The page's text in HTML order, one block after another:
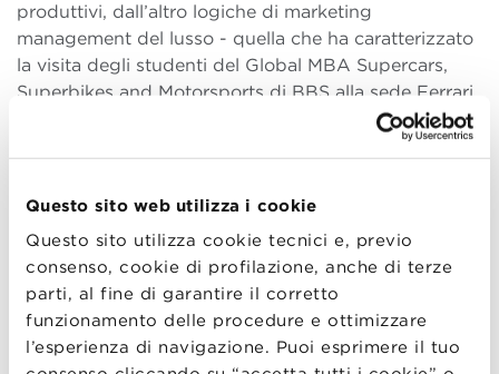
Questo sito web utilizza i cookie
Questo sito utilizza cookie tecnici e, previo
consenso, cookie di profilazione, anche di terze
parti, al fine di garantire il corretto
funzionamento delle procedure e ottimizzare
l’esperienza di navigazione. Puoi esprimere il tuo
produttivi, dall’altro logiche di marketing
management del lusso - quella che ha caratterizzato
la visita degli studenti del Global MBA Supercars,
Superbikes and Motorsports di BBS alla sede Ferrari
di Maranello. Un luogo intriso di storia (fu E (more..)
11
FEB
People, not users: Facebook e